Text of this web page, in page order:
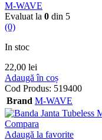
M-WAVE
Evaluat la 0 din 5
(0)
In stoc
22,00 lei
Adaugă în coș
Cod Produs: 519400
Brand M-WAVE
Compara
Adaugă la favorite